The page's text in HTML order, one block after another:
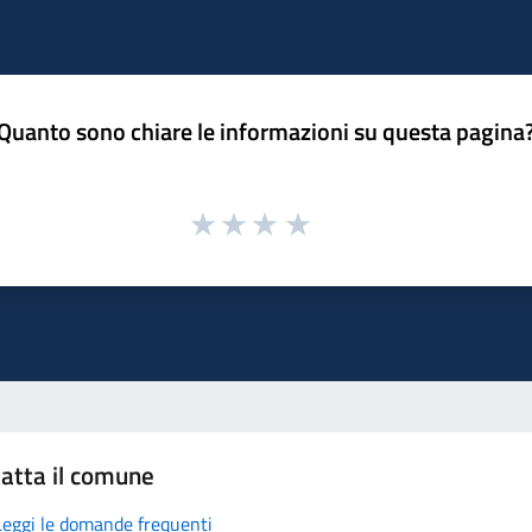
sono chiare le informazioni su questa
il comune
le domande frequenti